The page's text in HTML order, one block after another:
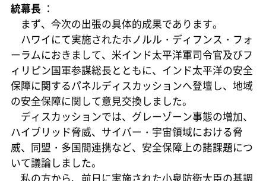
統幕長 ：
まず、今次の出張の具体的成果であります。
ハワイにて実施されたホノルル・ディフンス・フォ
ーラムにおきまして、米インド太平洋軍司令官及びフ
ィリピン国軍参謀総長とともに、インド太平洋の安全
保障に関するパネルディスカッションへ登壇し、地域
の安全保障に関して意見交換しました。
ディスカッションでは、グレーゾーン事態の増加、
ハイブリッド脅威、サイバー・宇宙領域における脅
威、同盟・多国間連携など、安全保障上の諸課題につ
いて議論しました。
私の方から、前日に実施された小泉防衛大臣の基調